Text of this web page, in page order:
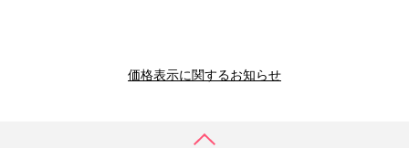
価格表示に関するお知らせ